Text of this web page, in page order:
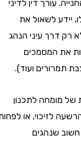
דין לדיני
לשאול את
עיני הנהג
המסמכים
ועוד).
לתכנון
לזיכוי, או לפחות
שנהגים